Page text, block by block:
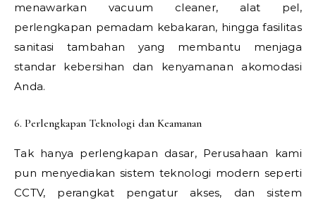
menawarkan vacuum cleaner, alat pel,
perlengkapan pemadam kebakaran, hingga fasilitas
sanitasi tambahan yang membantu menjaga
standar kebersihan dan kenyamanan akomodasi
Anda.
6. Perlengkapan Teknologi dan Keamanan
Tak hanya perlengkapan dasar, Perusahaan kami
pun menyediakan sistem teknologi modern seperti
CCTV, perangkat pengatur akses, dan sistem